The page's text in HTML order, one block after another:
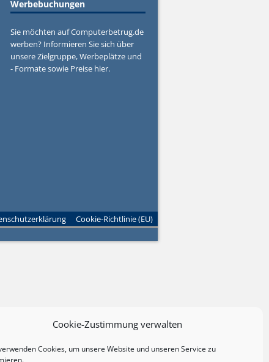
Cookie-Zustimmung verwalten
Cookies, um unsere Website und unseren Service zu
Werbebuchungen
Sie möchten auf Computerbetrug.de
werben? Informieren Sie sich über
unsere Zielgruppe, Werbeplätze und
- Formate sowie Preise hier.
Cookie-Richtlinie (EU)